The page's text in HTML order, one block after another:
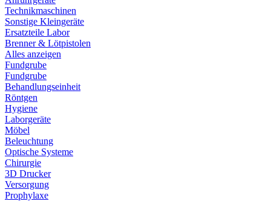
Technikmaschinen
Sonstige Kleingeräte
Ersatzteile Labor
Brenner & Lötpistolen
Alles anzeigen
Fundgrube
Fundgrube
Behandlungseinheit
Röntgen
Hygiene
Laborgeräte
Möbel
Beleuchtung
Optische Systeme
Chirurgie
3D Drucker
Versorgung
Prophylaxe